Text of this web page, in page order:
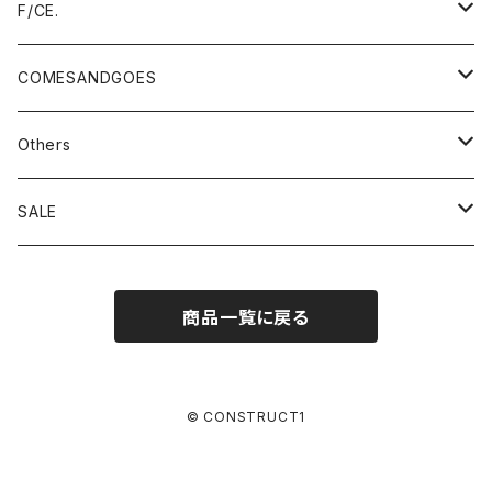
accessory
pants
accessory
bag
shoes
outer
tops
TOGA TOO
outer
tops
TOGA×SUICOKE
TOGA×SUBU
TOGA×UMBRO
outer
tops
pants
accessory
F/CE.
outer
tops
pants
COMESANDGOES
cap
knit
Others
Champion (TTA、MADE IN USA)
CHICSTOCKS
SALE
商品一覧に戻る
© CONSTRUCT1